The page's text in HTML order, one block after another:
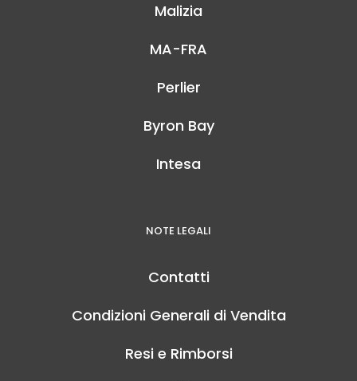
Malizia
MA-FRA
Perlier
Byron Bay
Intesa
NOTE LEGALI
Contatti
Condizioni Generali di Vendita
Resi e Rimborsi